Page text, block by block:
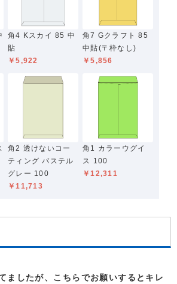
角4 Kスカイ 85 中
貼
￥5,922
角7 Gクラフト 85
中貼(〒枠なし)
￥5,856
角2 透けないコー
ティング パステル
グレー 100
￥11,713
角1 カラーウグイ
ス 100
￥12,311
ましたが、こちらでお願いするとキレ